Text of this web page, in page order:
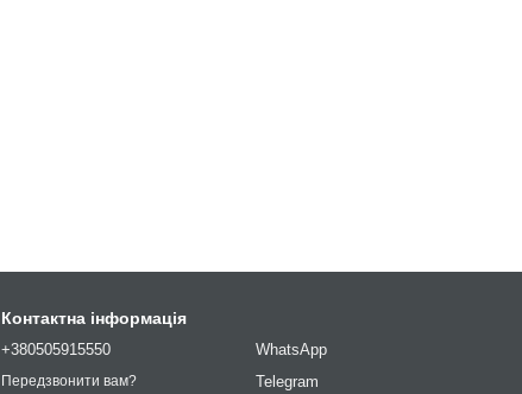
Контактна інформація
+380505915550
Передзвонити вам?
WhatsApp
Telegram